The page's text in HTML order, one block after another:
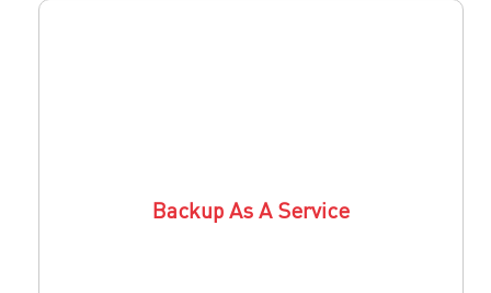
Backup As A Service